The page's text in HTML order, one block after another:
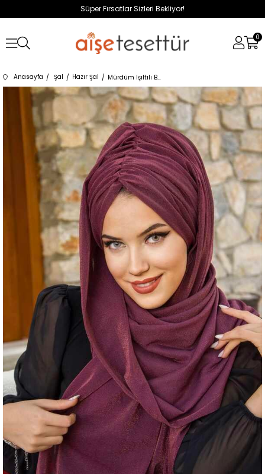
Süper Fırsatlar Sizleri Bekliyor!
0
Anasayfa Şal Hazır Şal Mürdüm Işıltılı Büzgülü Hazır Şal